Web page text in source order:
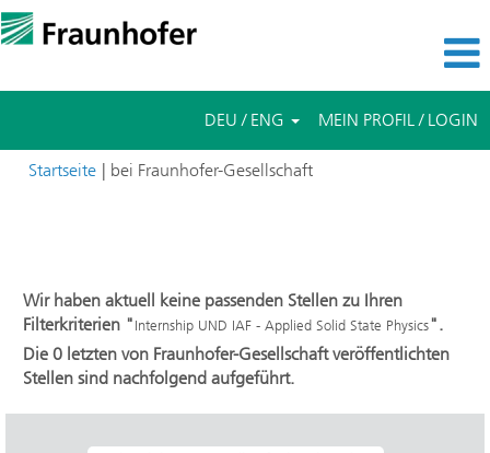
DEU / ENG MEIN PROFIL / LOGIN
Startseite | bei Fraunhofer-Gesellschaft(aktuelle
Wir haben aktuell keine passenden Stellen zu Ihren
Filterkriterien "Internship UND IAF - Applied Solid State Physics".
Die 0 letzten von Fraunhofer-Gesellschaft veröffentlichten
Stellen sind nachfolgend aufgeführt.